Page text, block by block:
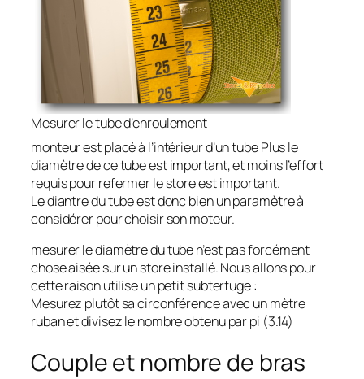
Mesurer le tube d’enroulement
monteur est placé à l’intérieur d’un tube Plus le
diamètre de ce tube est important, et moins l’effort
requis pour refermer le store est important.
Le diantre du tube est donc bien un paramètre à
considérer pour choisir son moteur.
mesurer le diamètre du tube n’est pas forcément
chose aisée sur un store installé. Nous allons pour
cette raison utilise un petit subterfuge :
Mesurez plutôt sa circonférence avec un mètre
ruban et divisez le nombre obtenu par pi (3.14)
Couple et nombre de bras